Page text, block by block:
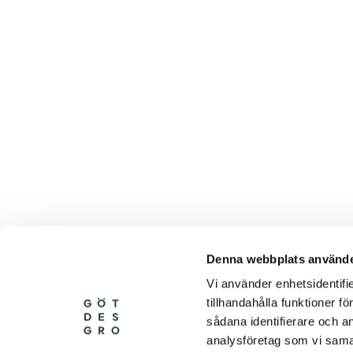
Denna webbplats
Vi använder
tillhandahålla funktioner
sådana identifierare och
analysföretag som vi